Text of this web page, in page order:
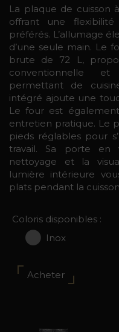
La plaque de cuisson
offrant une
préférés. L’allumage
d’une seule main. Le
brute de 72 L,
conventionnelle
permettant de
intégré ajoute une
Le four est
entretien pratique. Le
pieds réglables pour
travail. Sa porte en
nettoyage et la
lumière intérieure
plats pendant la
Coloris disponibles :
Inox
Acheter